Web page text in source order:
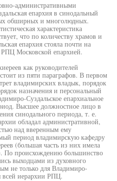
административными
епархия в синодальный
обширных и многолюдных.
характеристика
что по количеству храмов и
епархия стояла почти на
Московской епархией.
как руководителей
из пяти параграфов. В первом
владимирских владык, порядок
назначения и персональный
Суздальское епархиальное
Высшее должностное лицо в
синодального периода, т. е.
обладал административной,
над вверенным ему
период владимирскую кафедру
(большая часть из них имела
По происхождению большинство
выходцами из духовного
не только для Владимиро-
всей иерархии РПЦ.